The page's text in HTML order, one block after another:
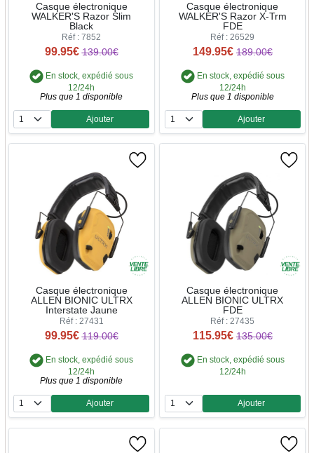
Casque électronique
WALKER'S Razor Slim
Black
Réf : 7852
99.95€ 139.00€
En stock, expédié sous
12/24h
Plus que 1 disponible
Quantité
Ajouter
Casque électronique
WALKER'S Razor X-Trm
FDE
Réf : 26529
149.95€ 189.00€
En stock, expédié sous
12/24h
Plus que 1 disponible
Quantité
Ajouter
Casque électronique
ALLEN BIONIC ULTRX
Interstate Jaune
Réf : 27431
99.95€ 119.00€
En stock, expédié sous
12/24h
Plus que 1 disponible
Quantité
Ajouter
Casque électronique
ALLEN BIONIC ULTRX
FDE
Réf : 27435
115.95€ 135.00€
En stock, expédié sous
12/24h
Quantité
Ajouter